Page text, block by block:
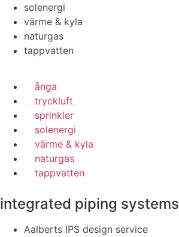
solenergi
värme & kyla
naturgas
tappvatten
ånga
tryckluft
sprinkler
solenergi
värme & kyla
naturgas
tappvatten
integrated piping systems
Aalberts IPS design service